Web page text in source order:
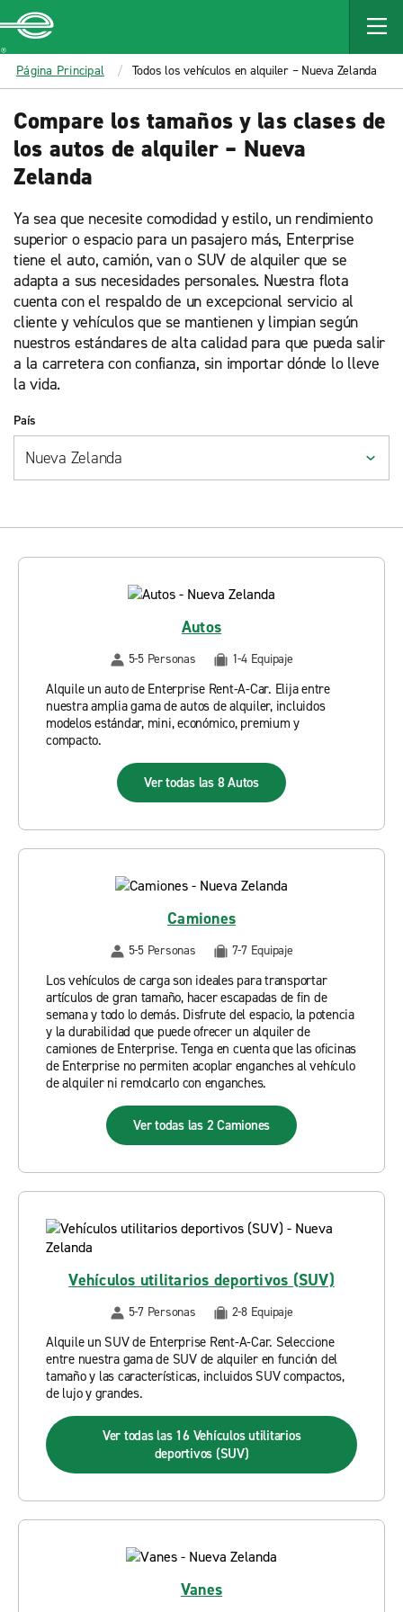
MAIN
CONTENT
Enterprise
Página Principal Todos los vehículos en alquiler – Nueva Zelanda
Compare los tamaños y las clases de
los autos de alquiler – Nueva
Zelanda
Ya sea que necesite comodidad y estilo, un rendimiento
superior o espacio para un pasajero más, Enterprise
tiene el auto, camión, van o SUV de alquiler que se
adapta a sus necesidades personales. Nuestra flota
cuenta con el respaldo de un excepcional servicio al
cliente y vehículos que se mantienen y limpian según
nuestros estándares de alta calidad para que pueda salir
a la carretera con confianza, sin importar dónde lo lleve
la vida.
País
Autos
5-5 Personas 1-4 Equipaje
Alquile un auto de Enterprise Rent-A-Car. Elija entre
nuestra amplia gama de autos de alquiler, incluidos
modelos estándar, mini, económico, premium y
compacto.
Ver todas las 8 Autos
Camiones
5-5 Personas 7-7 Equipaje
Los vehículos de carga son ideales para transportar
artículos de gran tamaño, hacer escapadas de fin de
semana y todo lo demás. Disfrute del espacio, la potencia
y la durabilidad que puede ofrecer un alquiler de
camiones de Enterprise. Tenga en cuenta que las oficinas
de Enterprise no permiten acoplar enganches al vehículo
de alquiler ni remolcarlo con enganches.
Ver todas las 2 Camiones
Vehículos utilitarios deportivos (SUV)
5-7 Personas 2-8 Equipaje
Alquile un SUV de Enterprise Rent-A-Car. Seleccione
entre nuestra gama de SUV de alquiler en función del
tamaño y las características, incluidos SUV compactos,
de lujo y grandes.
Ver todas las 16 Vehículos utilitarios
deportivos (SUV)
Vanes